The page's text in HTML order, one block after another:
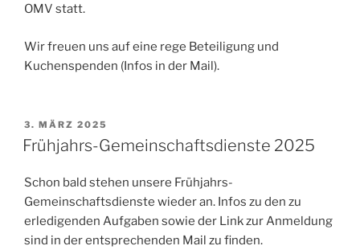
OMV statt.
Wir freuen uns auf eine rege Beteiligung und
Kuchenspenden (Infos in der Mail).
VERÖFFENTLICHT
AM
3. MÄRZ 2025
Frühjahrs-Gemeinschaftsdienste 2025
Schon bald stehen unsere Frühjahrs-
Gemeinschaftsdienste wieder an. Infos zu den zu
erledigenden Aufgaben sowie der Link zur Anmeldung
sind in der entsprechenden Mail zu finden.